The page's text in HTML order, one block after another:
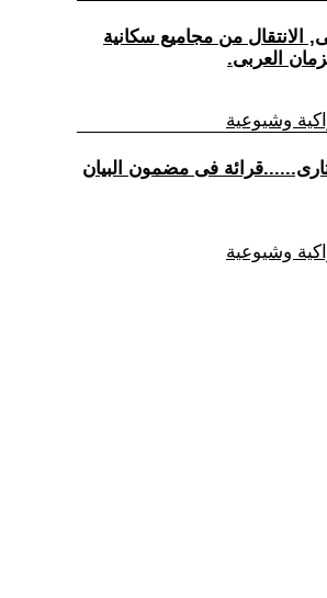
الانتقال من مجاميع سكانية
العربى.
وشيوعية
فى مضمون البيان
وشيوعية